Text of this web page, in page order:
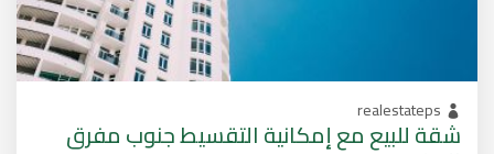
realestateps
شقة للبيع مع إمكانية التقسيط جنوب مفرق